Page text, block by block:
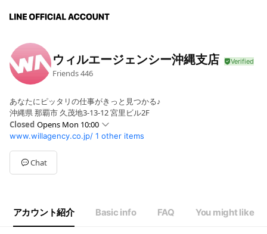
ウィルエージェンシー沖縄支店
Friends446
あなたにピッタリの仕事がきっと見つかる♪
沖縄県 那覇市 久茂地3-13-12 宮里ビル2F
Closed Opens Mon 10:00
SunClosed
Mon10:00 - 19:00
Tue10:00 - 19:00
Wed10:00 - 19:00
Closed
www.willagency.co.jp/ 1 other items
Chat
アカウント紹介 Basic info FAQ You might like